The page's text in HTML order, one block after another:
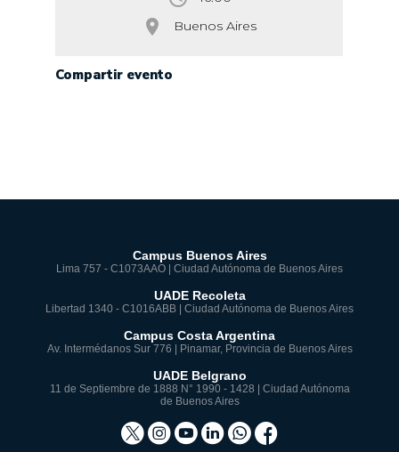
room Buenos Aires
Compartir evento
Campus Buenos Aires
Lima 757 - C1073AAO | Ciudad Autónoma de Buenos Aires
UADE Recoleta
Libertad 1340 - C1016ABB | Ciudad Autónoma de Buenos Aires
Campus Costa Argentina
Av. Intermédanos Sur 776 | Pinamar, Provincia de Buenos Aires
UADE Belgrano
11 de Septiembre de 1888 N° 1990 - 1428 | Ciudad Autónoma
de Buenos Aires